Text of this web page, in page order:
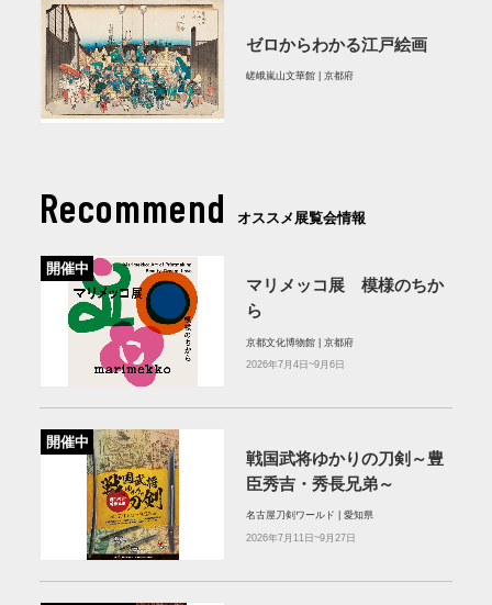
ゼロからわかる江戸絵画
嵯峨嵐山文華館 | 京都府
Recommend オススメ展覧会情報
開催中
マリメッコ展 模様のちか
ら
京都文化博物館 | 京都府
2026年7月4日~9月6日
開催中
戦国武将ゆかりの刀剣～豊
臣秀吉・秀長兄弟～
名古屋刀剣ワールド | 愛知県
2026年7月11日~9月27日